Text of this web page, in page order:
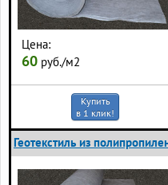
Цена:
60 руб./м2
Купить
в 1 клик!
Геотекстиль из